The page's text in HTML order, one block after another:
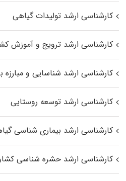
کارشناسی ارشد تولیدات گیاهی
کارشناسی ارشد ترویج و آموزش
کارشناسی ارشد شناسایی و مبارزه
کارشناسی ارشد توسعه روستایی
کارشناسی ارشد بیماری‌ شناسی
کارشناسی ارشد حشره‌ شناسی